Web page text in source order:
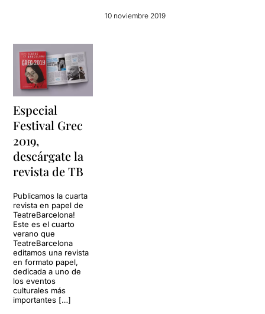
10 noviembre 2019
Especial
Festival Grec
2019,
descárgate la
revista de TB
Publicamos la cuarta
revista en papel de
TeatreBarcelona!
Este es el cuarto
verano que
TeatreBarcelona
editamos una revista
en formato papel,
dedicada a uno de
los eventos
culturales más
importantes […]